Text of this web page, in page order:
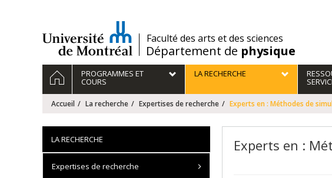
/Faculté des arts et des sciences
Département de physique
Navigation
principale
ACCUEILPROGRAMMES ET
COURS
LA RECHERCHE
Accueil La recherche Expertises de recherche Experts en : Méthodes de
Experts en :
LA RECHERCHE
Expertises de recherche